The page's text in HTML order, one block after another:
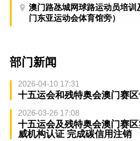
澳门路氹城网球路运动员培训
门东亚运动会体育馆旁）
部门新闻
2026-04-10 17:31
十五运会和残特奥会澳门赛
2026-03-26 17:08
十五运会及残特奥会澳门赛
威机构认证 完成碳信用注销